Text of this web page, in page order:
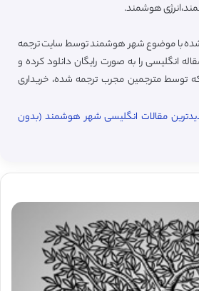
هوشمند.
شده با موضوع شهر هوشمند توسط سایت ترجمه
انگلیسی را به صورت رایگان دانلود کرده و
توسط مترجمین مجرب ترجمه شده، خریداری
مقالات انگلیسی شهر هوشمند (بدون